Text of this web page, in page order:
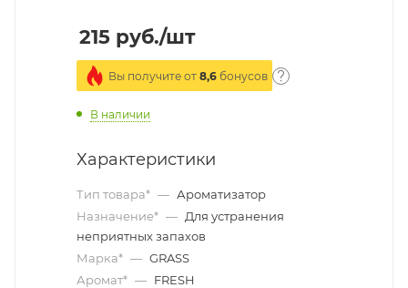
215 руб./шт
Вы получите от 8,6 бонусов
В наличии
Характеристики
Тип товара* — Ароматизатор
Назначение* — Для устранения
неприятных запахов
Марка* — GRASS
Аромат* — FRESH